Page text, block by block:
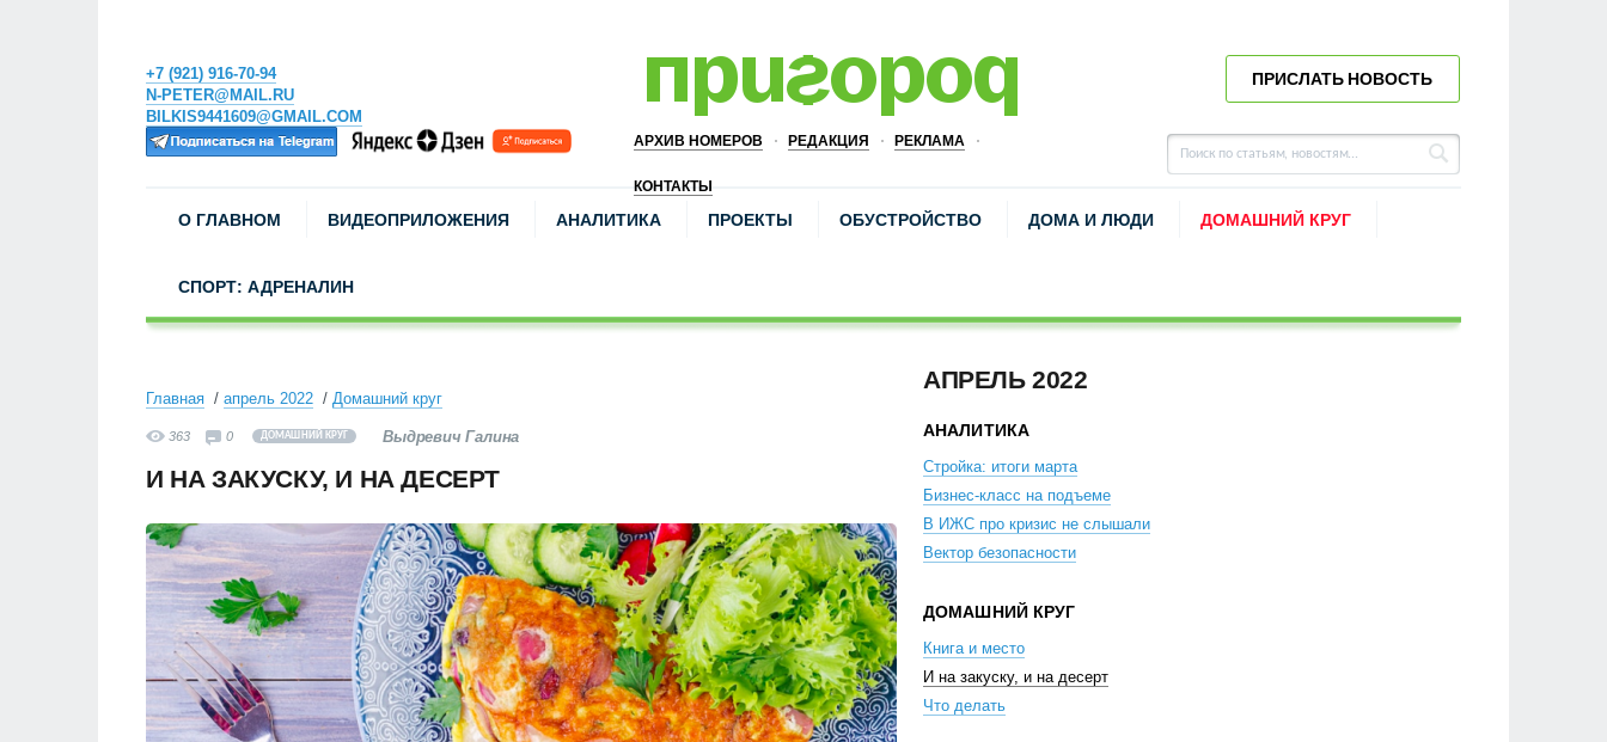
+7 (921) 916-70-94
N-PETER@MAIL.RU
BILKIS9441609@GMAIL.COM
АРХИВ НОМЕРОВ РЕДАКЦИЯ РЕКЛАМА
КОНТАКТЫ
ПРИСЛАТЬ НОВОСТЬ
О ГЛАВНОМ ВИДЕОПРИЛОЖЕНИЯ АНАЛИТИКА ПРОЕКТЫ ОБУСТРОЙСТВО ДОМА И ЛЮДИ ДОМАШНИЙ КРУГ
СПОРТ: АДРЕНАЛИН
Главная апрель 2022 Домашний круг
363 0 ДОМАШНИЙ КРУГ Выдревич Галина
И НА ЗАКУСКУ, И НА ДЕСЕРТ
АПРЕЛЬ 2022
АНАЛИТИКА
Стройка: итоги марта
Бизнес-класс на подъеме
В ИЖС про кризис не слышали
Вектор безопасности
ДОМАШНИЙ КРУГ
Книга и место
И на закуску, и на десерт
Что делать